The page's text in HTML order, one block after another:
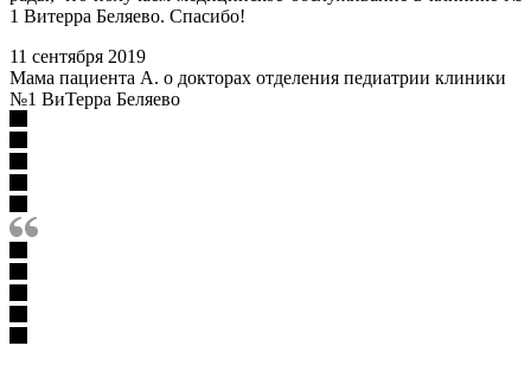
1 Витерра Беляево. Спасибо!
11 сентября 2019
Мама пациента А. о докторах отделения педиатрии клиники
№1 ВиТерра Беляево